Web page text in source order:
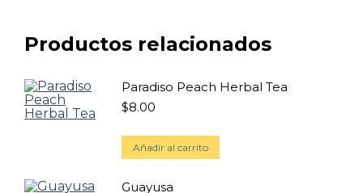
Productos relacionados
Paradiso Peach Herbal Tea
$8.00
Añadir al carrito
Guayusa